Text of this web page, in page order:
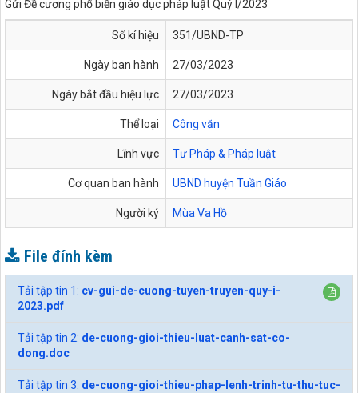
Gửi Đề cương phổ biến giáo dục pháp luật Quý I/2023
Số kí hiệu 351/UBND-TP
Ngày ban hành 27/03/2023
Ngày bắt đầu hiệu lực 27/03/2023
Thể loại Công văn
Lĩnh vực Tư Pháp & Pháp luật
Cơ quan ban hành UBND huyện Tuần Giáo
Người ký Mùa Va Hồ
File đính kèm
Tải tập tin 1: cv-gui-de-cuong-tuyen-truyen-quy-i-
2023.pdf
Tải tập tin 2: de-cuong-gioi-thieu-luat-canh-sat-co-
dong.doc
Tải tập tin 3: de-cuong-gioi-thieu-phap-lenh-trinh-tu-thu-tuc-